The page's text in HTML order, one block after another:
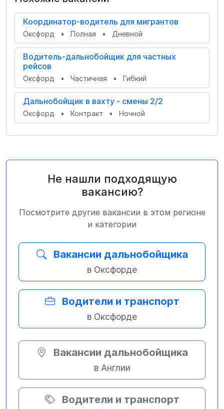
Координатор-водитель для мигрантов
Оксфорд • Полная • Дневной
Водитель-дальнобойщик для частных
рейсов
Оксфорд • Частичная • Гибкий
Дальнобойщик в вахту - смены 2/2
Оксфорд • Контракт • Ночной
Не нашли подходящую
вакансию?
Посмотрите другие вакансии в этом регионе
и категории
Вакансии дальнобойщика
в Оксфорде
Водители и транспорт
в Оксфорде
Вакансии дальнобойщика
в Англии
Водители и транспорт